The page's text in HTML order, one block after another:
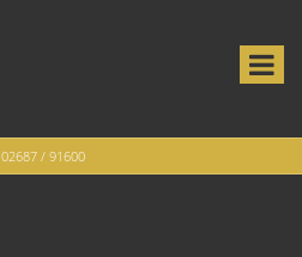
02687 / 91600